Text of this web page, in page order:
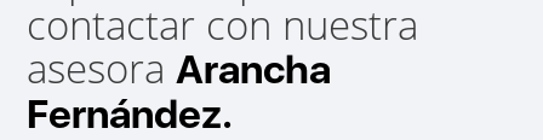
contactar con nuestra
asesoraArancha
Fernández.